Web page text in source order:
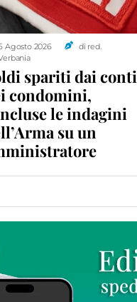
Agosto 2026
di red.
spariti dai conti
condomini,
le indagini
su un